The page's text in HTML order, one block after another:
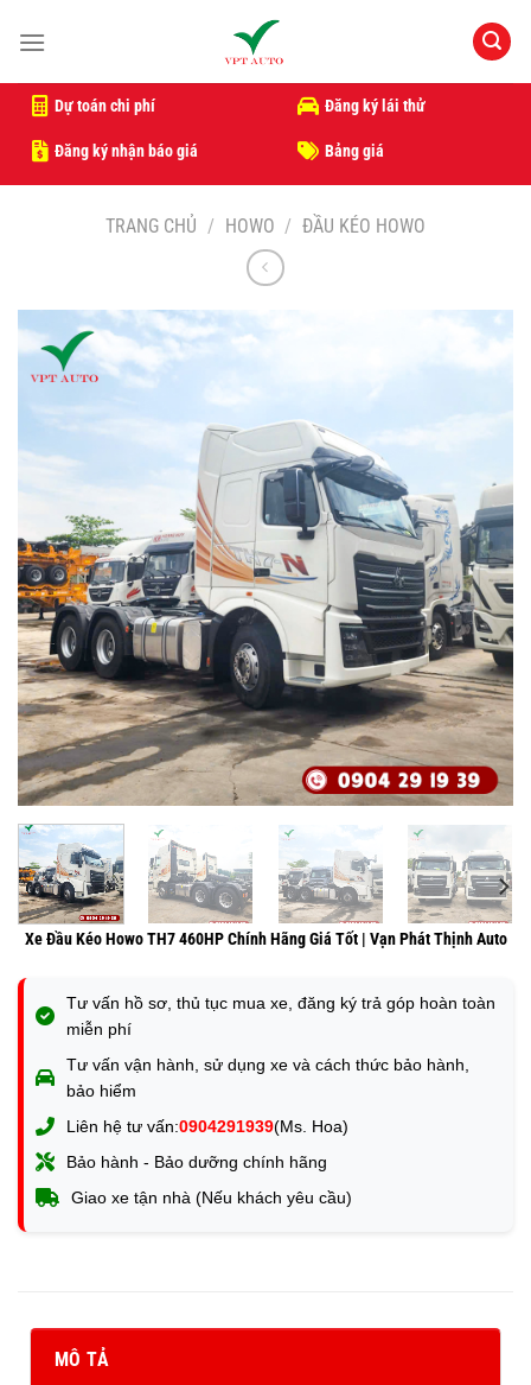
qua
dung
Dự toán chi phí
Đăng ký nhận báo giá
Đăng ký lái thử
Bảng giá
TRANG CHỦ / HOWO / ĐẦU KÉO HOWO
Xe Đầu Kéo Howo TH7 460HP Chính Hãng Giá Tốt | Vạn Phát Thịnh Auto
Tư vấn hồ sơ, thủ tục mua xe, đăng ký trả góp hoàn toàn
miễn phí
Tư vấn vận hành, sử dụng xe và cách thức bảo hành,
bảo hiểm
Liên hệ tư vấn:0904291939(Ms. Hoa)
Bảo hành - Bảo dưỡng chính hãng
Giao xe tận nhà (Nếu khách yêu cầu)
MÔ TẢ